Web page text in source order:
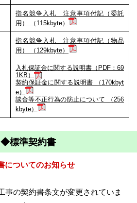
指名競争入札 注意事項付記（委託
用） （115kbyte）
指名競争入札 注意事項付記（物品
用） （129kbyte）
入札保証金に関する説明書（PDF：69
1KB）
契約保証金に関する説明書 （170kbyt
e）
談合等不正行為の防止について （256
kbyte）
◆標準契約書
についてのお知らせ
事の契約書条文が変更されていま